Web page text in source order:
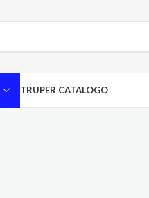
TRUPER CATALOGO